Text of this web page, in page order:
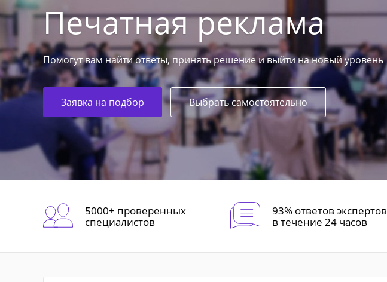
Печатная реклама
Помогут вам найти ответы, принять решение и выйти на новый уровень
Заявка на подбор Выбрать самостоятельно
5000+ проверенных
специалистов
93% ответов экспертов
в течение 24 часов